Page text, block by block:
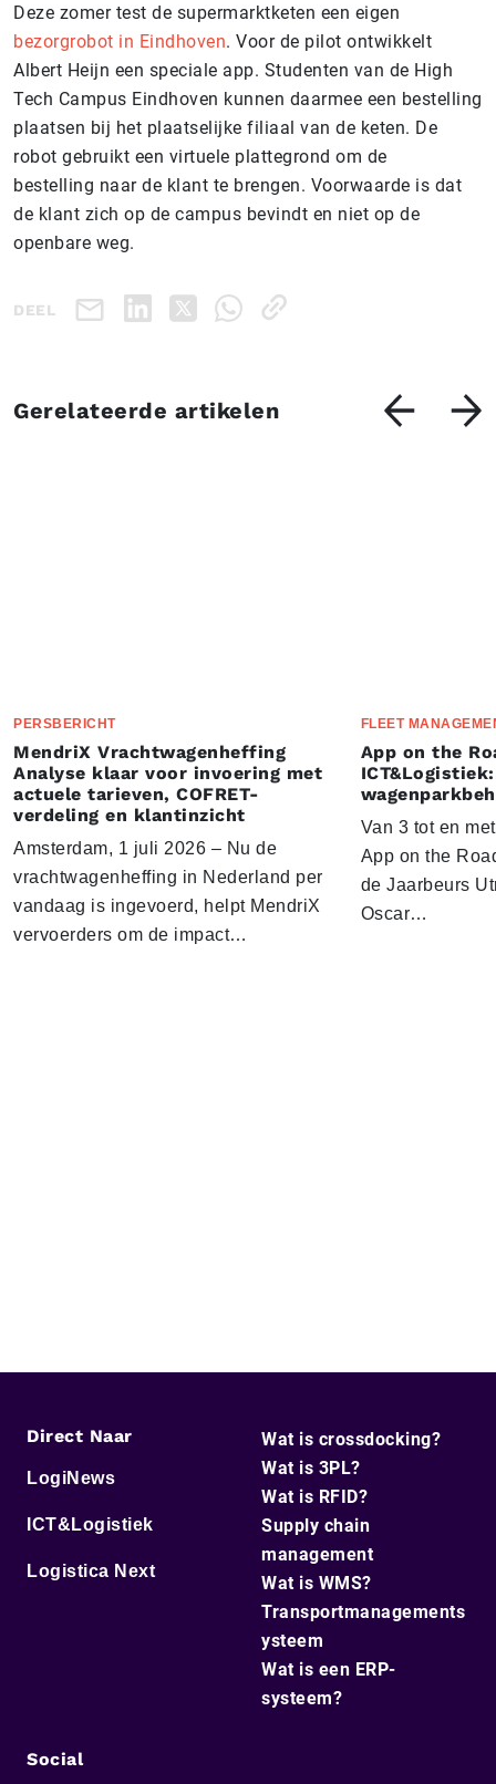
Deze zomer test de supermarktketen een eigen
bezorgrobot in Eindhoven. Voor de pilot ontwikkelt
Albert Heijn een speciale app. Studenten van de High
Tech Campus Eindhoven kunnen daarmee een bestelling
plaatsen bij het plaatselijke filiaal van de keten. De
robot gebruikt een virtuele plattegrond om de
bestelling naar de klant te brengen. Voorwaarde is dat
de klant zich op de campus bevindt en niet op de
openbare weg.
DEEL
Gerelateerde artikelen
PERSBERICHT
MendriX Vrachtwagenheffing
Analyse klaar voor invoering met
actuele tarieven, COFRET-
verdeling en klantinzicht
Amsterdam, 1 juli 2026 – Nu de
vrachtwagenheffing in Nederland per
vandaag is ingevoerd, helpt MendriX
vervoerders om de impact…
FLEET
App on the
Van 3 tot en
App on the
de Jaarbeurs
Oscar…
Direct Naar
LogiNews
ICT&Logistiek
Logistica Next
Wat is crossdocking?
Wat is 3PL?
Wat is RFID?
Supply chain
management
Wat is WMS?
Transportmanagements
ysteem
Wat is een ERP-
systeem?
Social